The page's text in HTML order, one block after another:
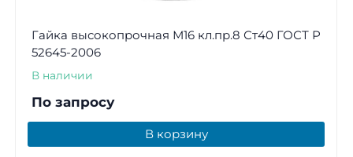
Гайка высокопрочная М16 кл.пр.8 Ст40 ГОСТ Р
52645-2006
В наличии
По запросу
В корзину